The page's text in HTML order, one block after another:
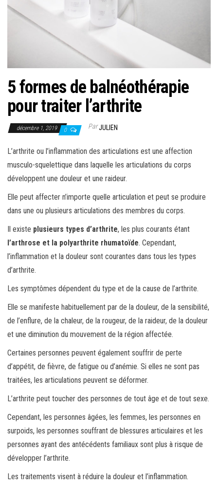
5 formes de balnéothérapie
pour traiter l’arthrite
décembre 1, 2019 0 ParJULIEN
L’arthrite ou l’inflammation des articulations est une affection
musculo-squelettique dans laquelle les articulations du corps
développent une douleur et une raideur.
Elle peut affecter n’importe quelle articulation et peut se produire
dans une ou plusieurs articulations des membres du corps.
Il existe plusieurs types d’arthrite, les plus courants étant
l’arthrose et la polyarthrite rhumatoïde. Cependant,
l’inflammation et la douleur sont courantes dans tous les types
d’arthrite.
Les symptômes dépendent du type et de la cause de l’arthrite.
Elle se manifeste habituellement par de la douleur, de la sensibilité,
de l’enflure, de la chaleur, de la rougeur, de la raideur, de la douleur
et une diminution du mouvement de la région affectée.
Certaines personnes peuvent également souffrir de perte
d’appétit, de fièvre, de fatigue ou d’anémie. Si elles ne sont pas
traitées, les articulations peuvent se déformer.
L’arthrite peut toucher des personnes de tout âge et de tout sexe.
Cependant, les personnes âgées, les femmes, les personnes en
surpoids, les personnes souffrant de blessures articulaires et les
personnes ayant des antécédents familiaux sont plus à risque de
développer l’arthrite.
Les traitements visent à réduire la douleur et l’inflammation.